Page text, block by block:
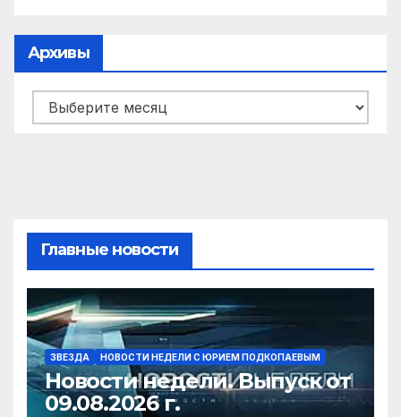
Архивы
Архивы
Главные новости
ЗВЕЗДА НОВОСТИ НЕДЕЛИ С ЮРИЕМ ПОДКОПАЕВЫМ
Новости недели. Выпуск от
09.08.2026 г.